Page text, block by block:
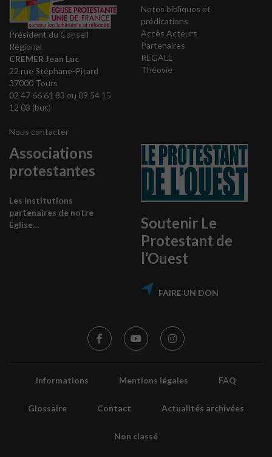
Président du Conseil
Régional
CREMER Jean Luc
22 rue Stéphane-Pitard
37000 Tours
02 47 66 61 83 ou 09 54 15
12 03 (bur.)
Nous contacter
Notes bibliques et
prédications
Accès Acteurs
Partenaires
REGALE
Théovie
Associations
protestantes
Les institutions
partenaires de notre
Église…
Soutenir Le
Protestant de
l’Ouest
FAIRE UN DON
Informations Mentions légales FAQ
Glossaire Contact Actualités archivées
Non classé